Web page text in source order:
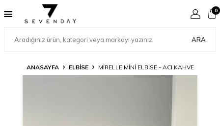
ARA
0
ANASAYFA ELBİSE MIRELLE MINI ELBISE - ACI KAHVE